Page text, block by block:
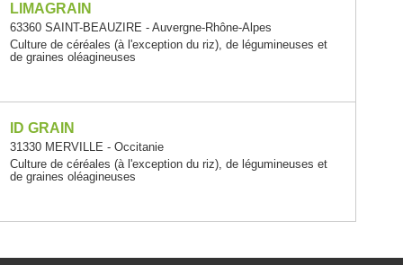
LIMAGRAIN
63360 SAINT-BEAUZIRE - Auvergne-Rhône-Alpes
Culture de céréales (à l'exception du riz), de légumineuses et
de graines oléagineuses
ID GRAIN
31330 MERVILLE - Occitanie
Culture de céréales (à l'exception du riz), de légumineuses et
de graines oléagineuses